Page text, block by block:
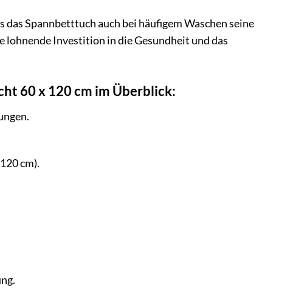
Spannbetttuch auch bei häufigem Waschen seine
Investition in die Gesundheit und das
60 x 120 cm im Überblick:
cm).